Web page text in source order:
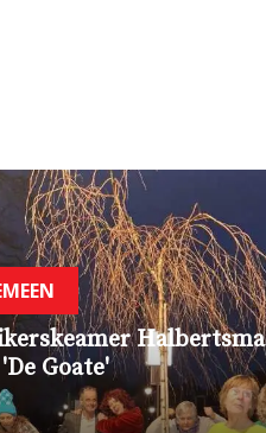
Halbertsma
Goate'